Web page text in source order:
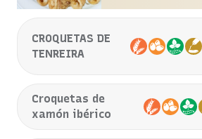
CROQUETAS DE
TENREIRA
Croquetas de
xamón ibérico